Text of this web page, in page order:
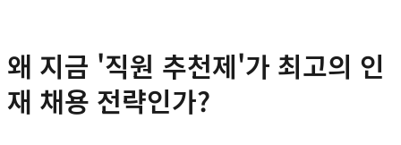
왜 지금 '직원 추천제'가 최고의 인
재 채용 전략인가?